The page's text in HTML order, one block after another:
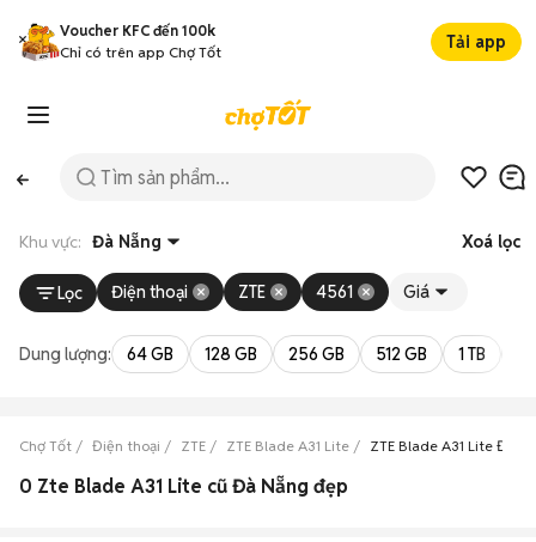
Voucher KFC đến 100k
Chỉ có trên app Chợ Tốt
Tải app
Khu vực: Đà Nẵng Xoá lọc
Lọc Điện thoại ZTE 4561 Giá
Dung lượng: 64 GB 128 GB 256 GB 512 GB 1 TB
Chợ Tốt Điện thoại ZTE ZTE Blade A31 Lite ZTE Blade A31 Lite Đà
0 Zte Blade A31 Lite cũ Đà Nẵng đẹp